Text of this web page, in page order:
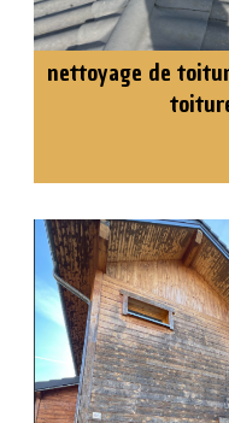
nettoyage de